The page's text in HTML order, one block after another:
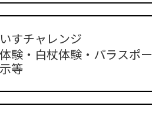
すチャレンジ
験・白杖体験・パラスポー
等